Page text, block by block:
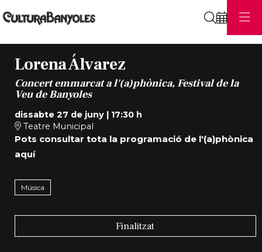
Lorena Álvarez
Concert emmarcat a l'(a)phònica, Festival de la
Veu de Banyoles
dissabte 27 de juny| 17:30 h
Teatre Municipal
Pots consultar tota la programació de l'(a)phònica
aquí
Música
Finalitzat